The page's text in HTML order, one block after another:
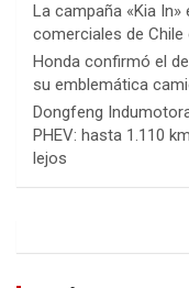
La campaña «Kia
comerciales de
Honda confirmó el
su emblemática
Dongfeng
PHEV: hasta 1.110
lejos